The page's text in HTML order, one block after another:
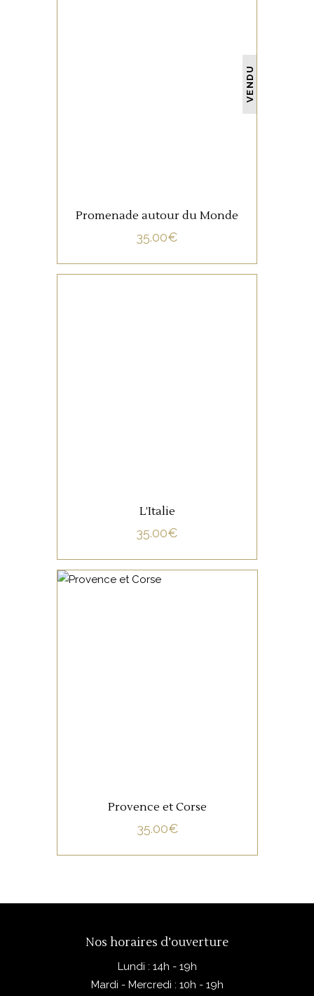
VENDU
Promenade autour du Monde
35.00€
L’Italie
35.00€
Provence et Corse
35.00€
Nos horaires d’ouverture
Lundi : 14h - 19h
Mardi - Mercredi : 10h - 19h